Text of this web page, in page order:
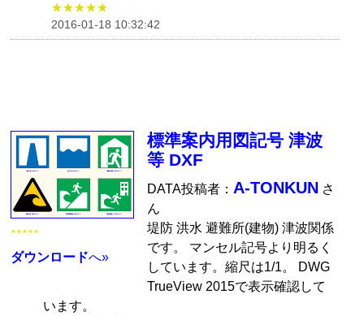
★★★★★
2016-01-18 10:32:42
★★★★★
ダウンロードへ»
標準案内用図記号 津波
等 DXF
DATA投稿者： A-TONKUN さ
ん
堤防 洪水 避難所(建物) 津波関係
です。 マンセル記号より明るく
しています。縮尺は1/1。 DWG
TrueView 2015で表示確認して
います。